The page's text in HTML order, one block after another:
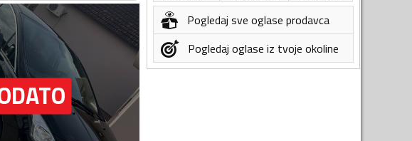
Pogledaj sve oglase prodavca
Pogledaj oglase iz tvoje okoline